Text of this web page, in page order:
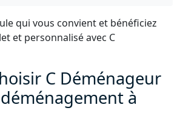
qui vous convient et bénéficiez
et personnalisé avec C
C Déménageur
à